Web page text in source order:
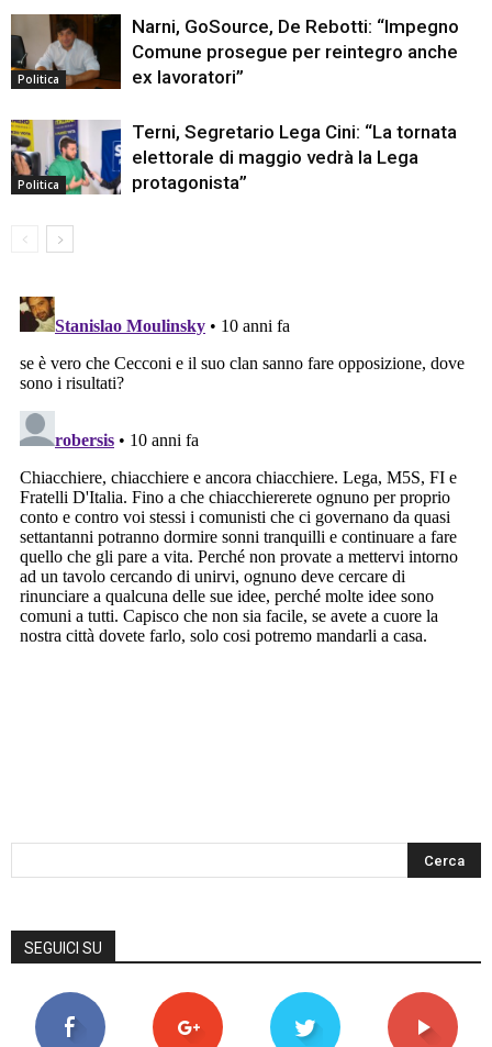
Politica
Narni, GoSource, De Rebotti: “Impegno
Comune prosegue per reintegro anche
ex lavoratori”
Politica
Terni, Segretario Lega Cini: “La tornata
elettorale di maggio vedrà la Lega
protagonista”
SEGUICI SU